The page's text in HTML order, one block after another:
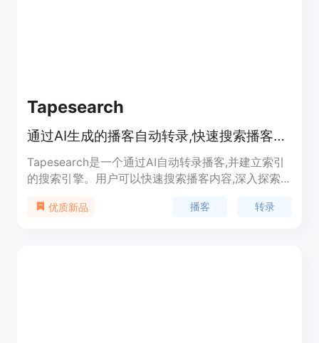
Tapesearch
通过AI生成的播客自动转录,快速搜索播客内容
Tapesearch是一个通过AI自动转录播客,并建立索引
的搜索引擎。用户可以快速搜索播客内容,深入探索
优质新品 播客 转录